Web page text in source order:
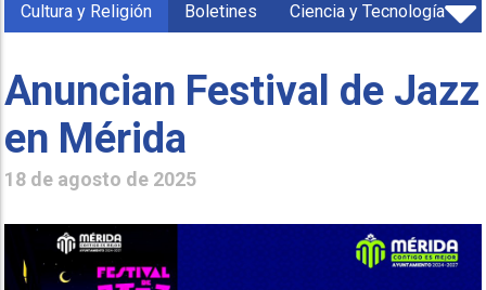
Cultura y Religión Boletines Ciencia y Tecnología
Anuncian Festival de Jazz
en Mérida
18 de agosto de 2025